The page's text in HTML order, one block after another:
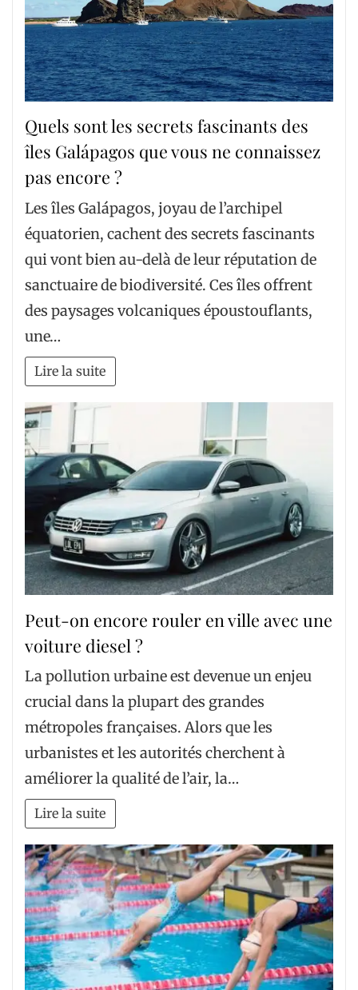
Quels sont les secrets fascinants des
îles Galápagos que vous ne connaissez
pas encore ?
Les îles Galápagos, joyau de l’archipel
équatorien, cachent des secrets fascinants
qui vont bien au-delà de leur réputation de
sanctuaire de biodiversité. Ces îles offrent
des paysages volcaniques époustouflants,
une…
Lire la suite
Peut-on encore rouler en ville avec une
voiture diesel ?
La pollution urbaine est devenue un enjeu
crucial dans la plupart des grandes
métropoles françaises. Alors que les
urbanistes et les autorités cherchent à
améliorer la qualité de l’air, la…
Lire la suite